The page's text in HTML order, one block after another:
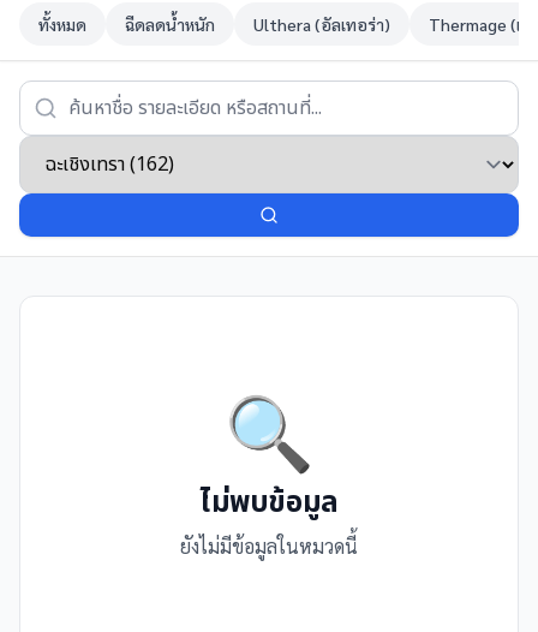
ทั้งหมด ฉีดลดน้ำหนัก Ulthera (อัลเทอร่า) Thermage (เท
🔍
ไม่พบข้อมูล
ยังไม่มีข้อมูลในหมวดนี้